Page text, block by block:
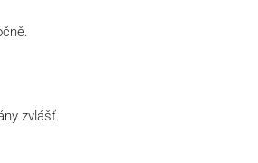
zvlášť.